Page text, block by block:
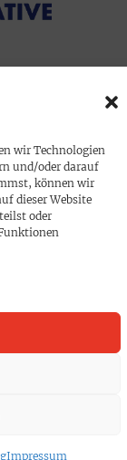
wir Technologien
und/oder darauf
können wir
dieser Website
oder
Impressum